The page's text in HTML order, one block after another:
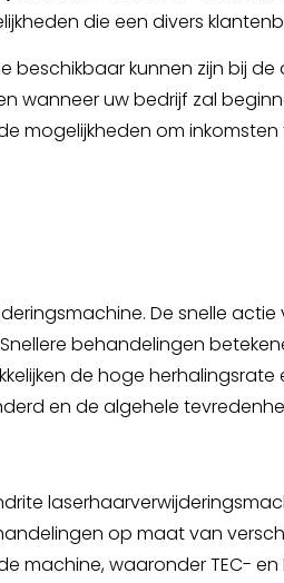
die een divers
kunnen zijn bij
uw bedrijf zal
mogelijkheden om
De snelle
behandelingen
de hoge
en de algehele
op maat van
waaronder TEC- en